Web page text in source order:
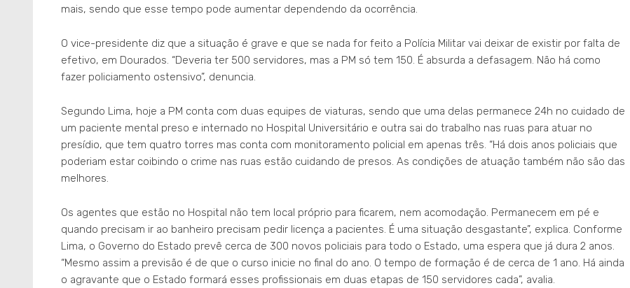
mais, sendo que esse tempo pode aumentar dependendo da ocorrência.
O vice-presidente diz que a situação é grave e que se nada for feito a Polícia Militar vai deixar de existir por falta de
efetivo, em Dourados. “Deveria ter 500 servidores, mas a PM só tem 150. É absurda a defasagem. Não há como
fazer policiamento ostensivo”, denuncia.
Segundo Lima, hoje a PM conta com duas equipes de viaturas, sendo que uma delas permanece 24h no cuidado de
um paciente mental preso e internado no Hospital Universitário e outra sai do trabalho nas ruas para atuar no
presídio, que tem quatro torres mas conta com monitoramento policial em apenas três. “Há dois anos policiais que
poderiam estar coibindo o crime nas ruas estão cuidando de presos. As condições de atuação também não são das
melhores.
Os agentes que estão no Hospital não tem local próprio para ficarem, nem acomodação. Permanecem em pé e
quando precisam ir ao banheiro precisam pedir licença a pacientes. É uma situação desgastante”, explica. Conforme
Lima, o Governo do Estado prevê cerca de 300 novos policiais para todo o Estado, uma espera que já dura 2 anos.
“Mesmo assim a previsão é de que o curso inicie no final do ano. O tempo de formação é de cerca de 1 ano. Há ainda
o agravante que o Estado formará esses profissionais em duas etapas de 150 servidores cada”, avalia.